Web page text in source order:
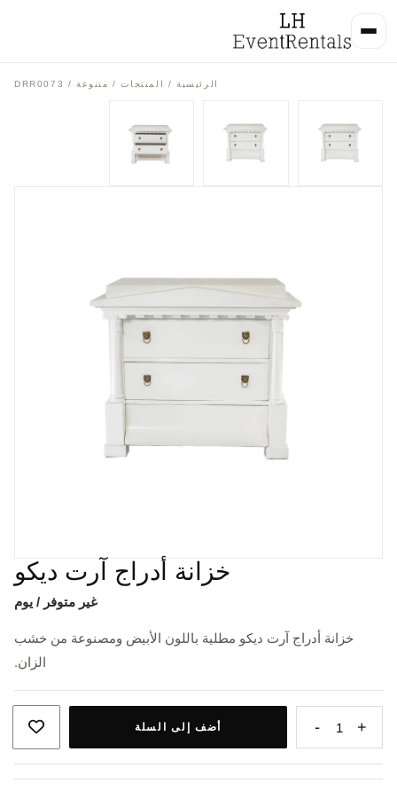
الرئيسية/ المنتجات / متنوعة/ DRR0073
خزانة أدراج آرت ديكو
غير متوفر / يوم
خزانة أدراج آرت ديكو مطلية باللون الأبيض ومصنوعة من خشب
الزان.
+
1
- أضف إلى السلة